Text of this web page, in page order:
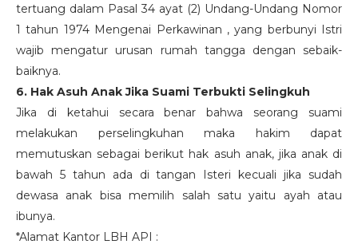
tertuang dalam Pasal 34 ayat (2) Undang-Undang Nomor
1 tahun 1974 Mengenai Perkawinan , yang berbunyi Istri
wajib mengatur urusan rumah tangga dengan sebaik-
baiknya.
6. Hak Asuh Anak Jika Suami Terbukti Selingkuh
Jika di ketahui secara benar bahwa seorang suami
melakukan perselingkuhan maka hakim dapat
memutuskan sebagai berikut hak asuh anak, jika anak di
bawah 5 tahun ada di tangan Isteri kecuali jika sudah
dewasa anak bisa memilih salah satu yaitu ayah atau
ibunya.
*Alamat Kantor LBH API :